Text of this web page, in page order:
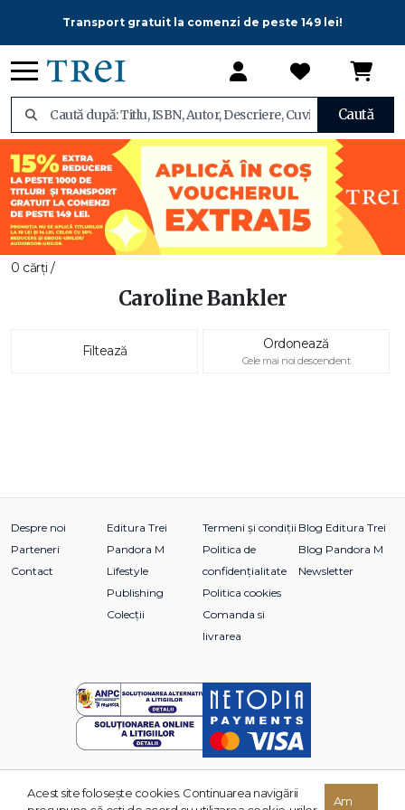
Transport gratuit la comenzi de peste 149 lei!
Caută
0 cărți /
Caroline Bankler
Filtează Ordonează
Cele mai noi descendent
Despre noi
Parteneri
Contact
Editura Trei
Pandora M
Lifestyle
Publishing
Colecții
Termeni și condiții
Politica de
confidențialitate
Politica cookies
Comanda si
livrarea
Blog Editura Trei
Blog Pandora M
Newsletter
© 2026 Grupul Editorial TREI. Toate drepturile rezervate.
Acest site foloseşte cookies. Continuarea navigării
Am